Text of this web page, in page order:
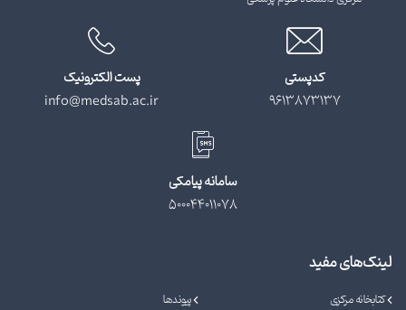
کدپستی
9613873137
پست الکترونیک
info@medsab.ac.ir
سامانه پیامکی
500044011078
لینک‌های مفید
کتابخانه مرکزی
پیوندها